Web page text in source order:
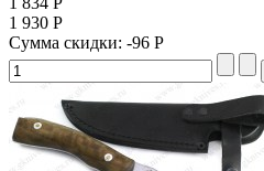
1 930 Р
Сумма скидки: -96 Р